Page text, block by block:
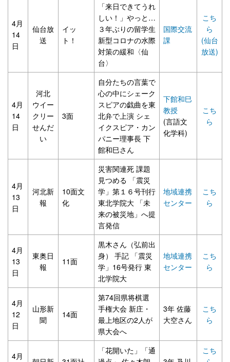
4月
14
日
仙台放
送
イッ
ト！
「来日できてうれ
しい！」やっと…
３年ぶりの留学生
新型コロナの水際
対策の緩和〈仙
台〉
国際交流
課
こち
ら
(仙台
放送)
4月
14
日
河北
ウイー
クリー
せんだ
い
3面
自分たちの言葉で
心の中にシェーク
スピアの戯曲を東
北弁で上演 シェ
イクスピア・カン
パニー理事長 下
館和巳さん
下館和巳
教授
(言語文
化学科)
こち
ら
4月
13
日
河北新
報
10面文
化
災害関連死 課題
見つめる 「震災
学」第１６号刊行
東北学院大 「未
来の被災地」へ提
言発信
地域連携
センター
こち
ら
4月
13
日
東奥日
報
11面
黒木さん（弘前出
身） 手記 「震災
学」16号発行 東
北学院大
地域連携
センター
こち
ら
4月
12
日
山形新
聞
14面
第74回県将棋選
手権大会 新庄・
最上地区の2人が
県大会へ
3年 佐藤
大空さん
こち
ら
4月
「花開いた」「通
こち